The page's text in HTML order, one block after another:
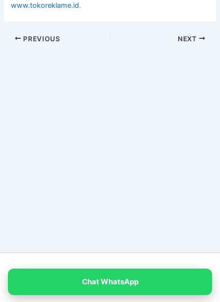
www.tokoreklame.id.
PREVIOUS NEXT
Chat WhatsApp